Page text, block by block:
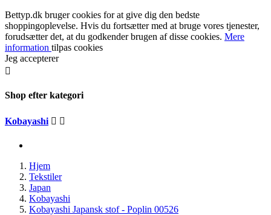
Bettyp.dk bruger cookies for at give dig den bedste
shoppingoplevelse. Hvis du fortsætter med at bruge vores tjenester,
forudsætter det, at du godkender brugen af disse cookies. Mere
information tilpas cookies
Jeg accepterer

Shop efter kategori
Kobayashi  
Hjem
Tekstiler
Japan
Kobayashi
Kobayashi Japansk stof - Poplin 00526